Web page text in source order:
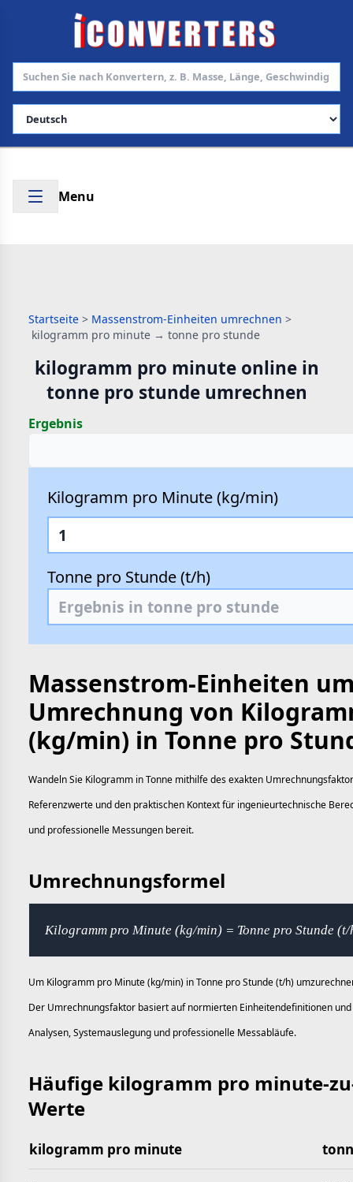
Sprache auswählen
Menu
Startseite > Massenstrom-Einheiten umrechnen >
kilogramm pro minute → tonne pro stunde
kilogramm pro minute online in
tonne pro stunde umrechnen
Ergebnis
Kilogramm pro Minute (kg/min)
Tonne pro Stunde (t/h)
Massenstrom-Einheiten
Umrechnung von
(kg/min) in Tonne pro
Wandeln Sie Kilogramm in Tonne mithilfe des exakten
Referenzwerte und den praktischen Kontext für ingenieurtechnische
und professionelle Messungen bereit.
Umrechnungsformel
Kilogramm pro Minute (kg/min) = Tonne pro Stunde
Um Kilogramm pro Minute (kg/min) in Tonne pro Stunde (t/h)
Der Umrechnungsfaktor basiert auf normierten Einheitendefinitionen
Analysen, Systemauslegung und professionelle Messabläufe.
Häufige kilogramm pro minute-
Werte
kilogramm pro minute